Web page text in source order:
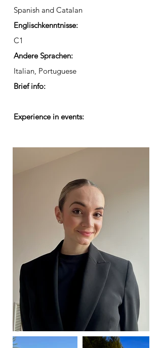
Spanish and Catalan
Englischkenntnisse:
C1
Andere Sprachen:
Italian, Portuguese
Brief info:
Experience in events: